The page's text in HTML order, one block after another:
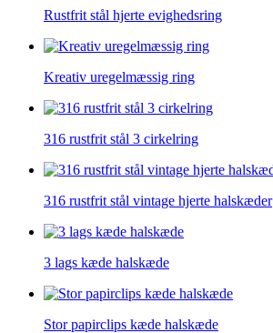
Rustfrit stål hjerte evighedsring
Kreativ uregelmæssig ring
316 rustfrit stål 3 cirkelring
316 rustfrit stål vintage hjerte halskæder
3 lags kæde halskæde
Stor papirclips kæde halskæde